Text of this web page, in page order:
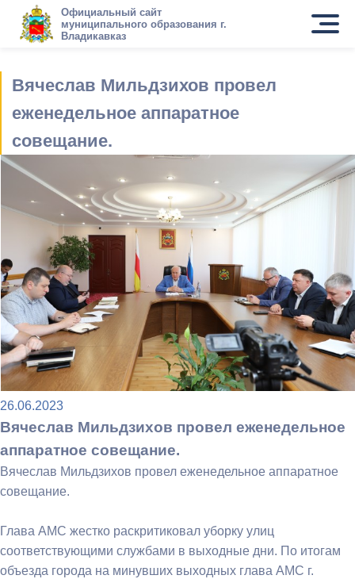
Официальный сайт
муниципального образования г.
Владикавказ
Вячеслав Мильдзихов провел
еженедельное аппаратное
совещание.
26.06.2023
Вячеслав Мильдзихов провел еженедельное
аппаратное совещание.
Вячеслав Мильдзихов провел еженедельное аппаратное
совещание.
Глава АМС жестко раскритиковал уборку улиц
соответствующими службами в выходные дни. По итогам
объезда города на минувших выходных глава АМС г.